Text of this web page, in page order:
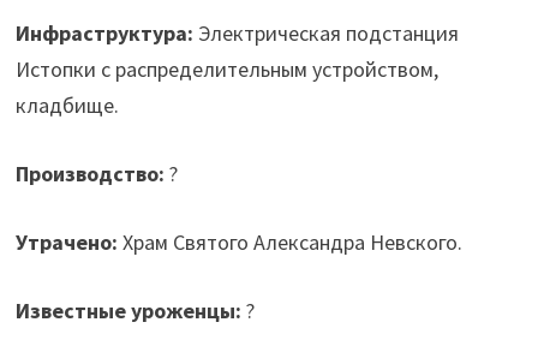
Инфраструктура: Электрическая подстанция
Истопки с распределительным устройством,
кладбище.
Производство: ?
Утрачено: Храм Святого Александра Невского.
Известные уроженцы: ?